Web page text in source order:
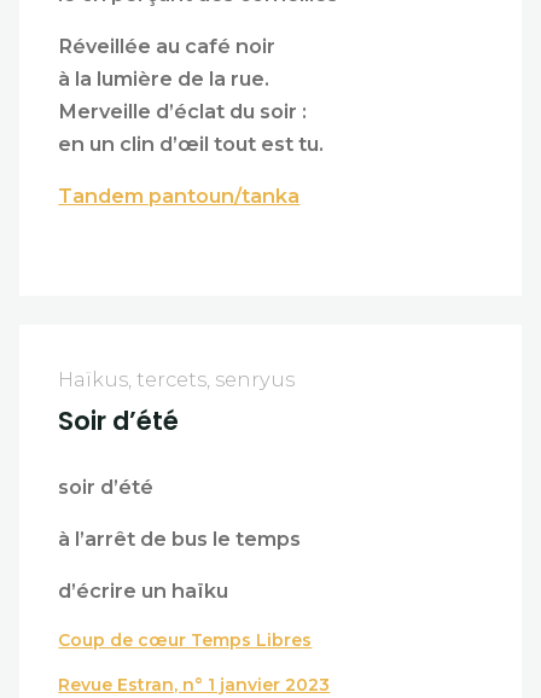
Réveillée au café noir
à la lumière de la rue.
Merveille d’éclat du soir :
en un clin d’œil tout est tu.
Tandem pantoun/tanka
Haïkus, tercets, senryus
Soir d’été
soir d’été
à l’arrêt de bus le temps
d’écrire un haïku
Coup de cœur Temps Libres
Revue Estran, n° 1 janvier 2023